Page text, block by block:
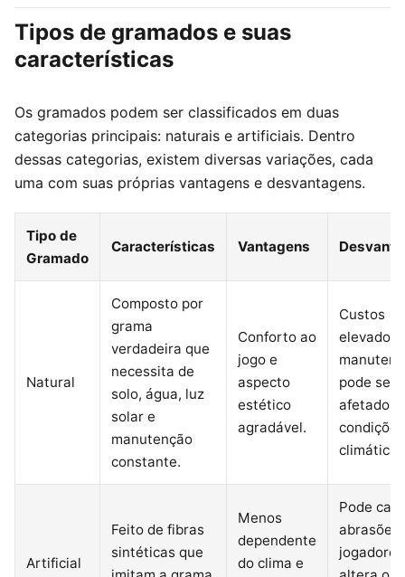
Tipos de gramados e suas
características
Os gramados podem ser classificados em duas
categorias principais: naturais e artificiais. Dentro
dessas categorias, existem diversas variações, cada
uma com suas próprias vantagens e desvantagens.
Tipo de
Gramado
Características Vantagens
Natural
Composto por
grama
verdadeira que
necessita de
solo, água, luz
solar e
manutenção
constante.
Conforto ao
jogo e
aspecto
estético
agradável.
Custos
elevados
pode ser
afetado
condições
Artificial
Feito de fibras
sintéticas que
Menos
dependente
do clima e
Pode
abrasões